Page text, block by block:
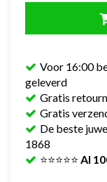
Voor 16:00
geleverd
Gratis
Gratis
De beste
1868
⭐⭐⭐⭐⭐ Al